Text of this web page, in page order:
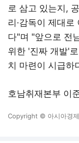
로 삼고 있는지,
리·감독이 제대
다"며 "앞으로 전
위한 '진짜 개발'
치 마련이 시급하
호남취재본부 이
Copyright © 아시아경